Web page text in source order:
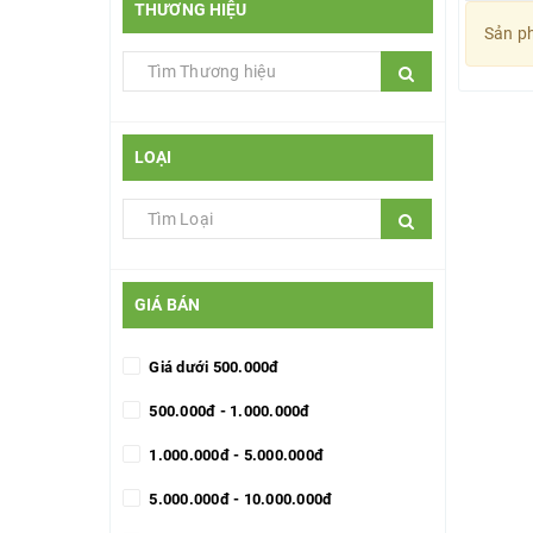
THƯƠNG HIỆU
LOẠI
GIÁ BÁN
Giá dưới 500.000đ
500.000đ - 1.000.000đ
1.000.000đ - 5.000.000đ
5.000.000đ - 10.000.000đ
Sản